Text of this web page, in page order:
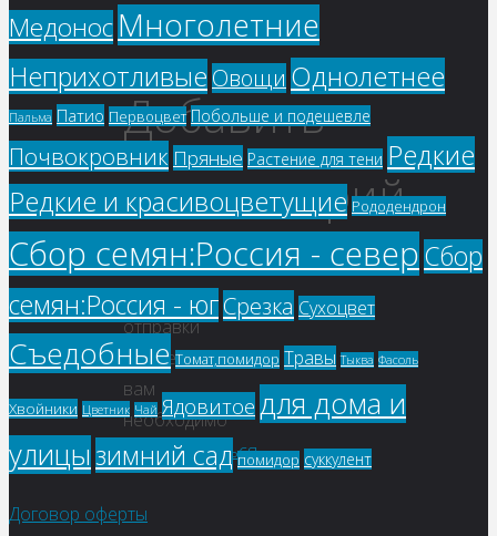
изображение
Добавить
комментарий
Для
отправки
комментария
вам
необходимо
авторизоваться.
МедоносМноголетние
Неприхотливые Овощи Однолетнее
Пальма Патио Первоцвет Побольше и подешевле
Почвокровник Пряные Растение для тени Редкие
Редкие и красивоцветущие Рододендрон
Сбор семян:Россия - северСбор
семян:Россия - югСрезка Сухоцвет
Съедобные Томат,помидор Травы Тыква Фасоль
Хвойники Цветник Чай Ядовитое для дома и
улицызимний сад помидор суккулент
Договор оферты